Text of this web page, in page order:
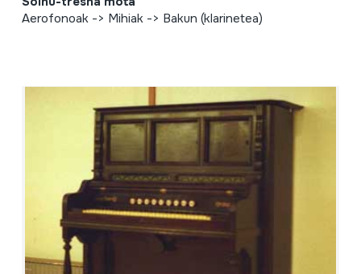
Aerofonoak -> Mihiak -> Bakun (klarinetea)